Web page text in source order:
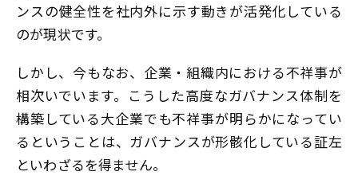
ンスの健全性を社内外に示す動きが活発化している
のが現状です。
しかし、今もなお、企業・組織内における不祥事が
相次いでいます。こうした高度なガバナンス体制を
構築している大企業でも不祥事が明らかになってい
るということは、ガバナンスが形骸化している証左
といわざるを得ません。